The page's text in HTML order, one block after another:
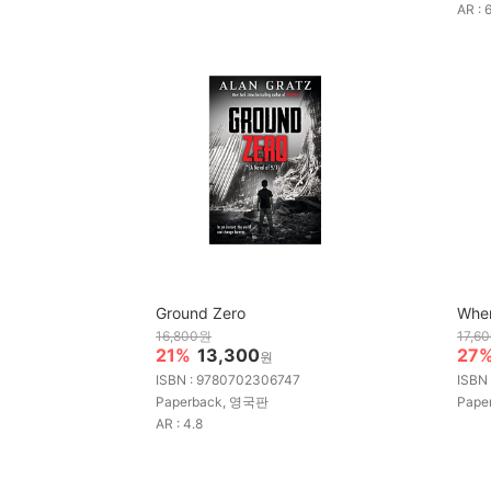
AR :
Ground Zero
16,800원
21% 13,300원
ISBN : 9780702306747
Paperback, 영국판
AR : 4.8